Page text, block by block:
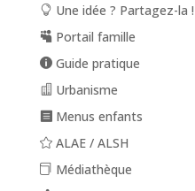
Une idée ? Partagez-la !
Portail famille
Guide pratique
Urbanisme
Menus enfants
ALAE / ALSH
Médiathèque